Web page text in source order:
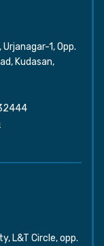
1, Opp.
Kudasan,
L&T Circle, opp.